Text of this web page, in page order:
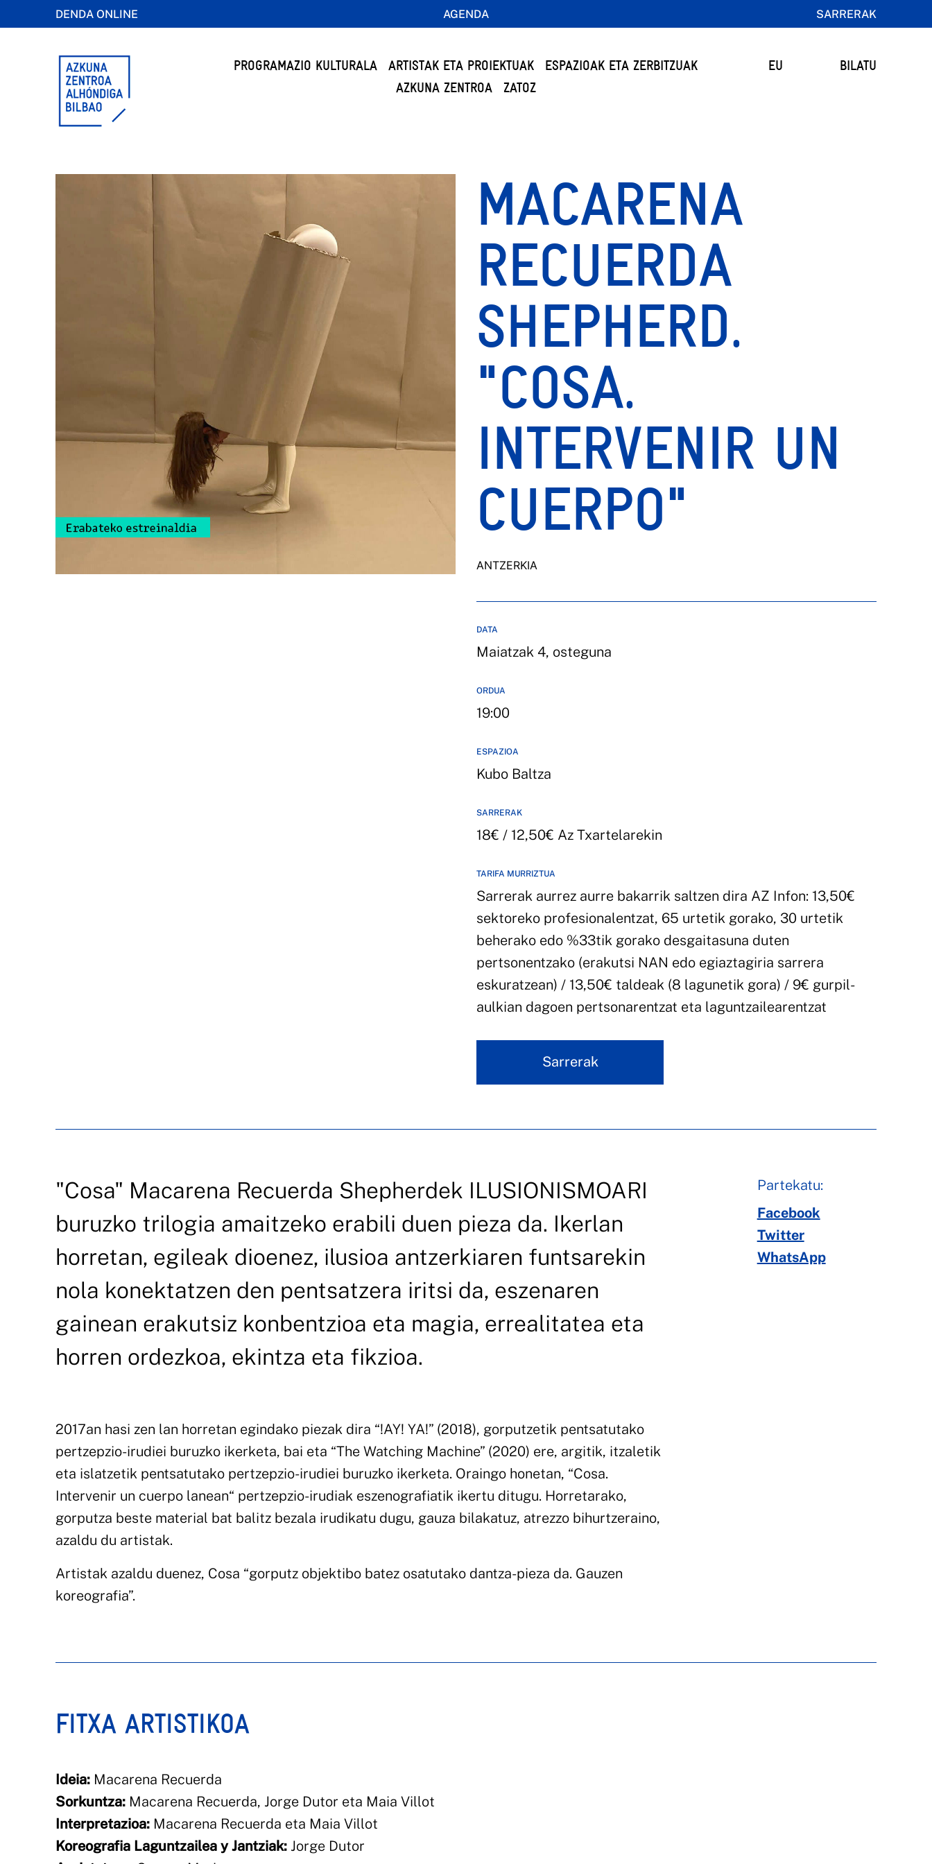
DENDA ONLINE AGENDA SARRERAK
PROGRAMAZIO KULTURALA ARTISTAK ETA PROIEKTUAK
ESPAZIOAK ETA ZERBITZUAK
AZKUNA ZENTROA
ZATOZ
EU BILATU
MACARENA
RECUERDA
SHEPHERD.
"COSA.
INTERVENIR UN
CUERPO"
ANTZERKIA
DATA
Maiatzak 4, osteguna
ORDUA
19:00
ESPAZIOA
Kubo Baltza
SARRERAK
18€ / 12,50€ Az Txartelarekin
TARIFA MURRIZTUA
Sarrerak aurrez aurre bakarrik saltzen dira AZ Infon: 13,50€
sektoreko profesionalentzat, 65 urtetik gorako, 30 urtetik
beherako edo %33tik gorako desgaitasuna duten
pertsonentzako (erakutsi NAN edo egiaztagiria sarrera
eskuratzean) / 13,50€ taldeak (8 lagunetik gora) / 9€ gurpil-
aulkian dagoen pertsonarentzat eta laguntzailearentzat
Sarrerak
"Cosa" Macarena Recuerda Shepherdek ILUSIONISMOARI
buruzko trilogia amaitzeko erabili duen pieza da. Ikerlan
horretan, egileak dioenez, ilusioa antzerkiaren funtsarekin
nola konektatzen den pentsatzera iritsi da, eszenaren
gainean erakutsiz konbentzioa eta magia, errealitatea eta
horren ordezkoa, ekintza eta fikzioa.
2017an hasi zen lan horretan egindako piezak dira “!AY! YA!” (2018), gorputzetik pentsatutako
pertzepzio-irudiei buruzko ikerketa, bai eta “The Watching Machine” (2020) ere, argitik, itzaletik
eta islatzetik pentsatutako pertzepzio-irudiei buruzko ikerketa. Oraingo honetan, “Cosa.
Intervenir un cuerpo lanean“ pertzepzio-irudiak eszenografiatik ikertu ditugu. Horretarako,
gorputza beste material bat balitz bezala irudikatu dugu, gauza bilakatuz, atrezzo bihurtzeraino,
azaldu du artistak.
Artistak azaldu duenez, Cosa “gorputz objektibo batez osatutako dantza-pieza da. Gauzen
koreografia”.
Partekatu:
Facebook
Twitter
WhatsApp
FITXA ARTISTIKOA
Ideia: Macarena Recuerda
Sorkuntza: Macarena Recuerda, Jorge Dutor eta Maia Villot
Interpretazioa: Macarena Recuerda eta Maia Villot
Koreografia Laguntzailea y Jantziak: Jorge Dutor